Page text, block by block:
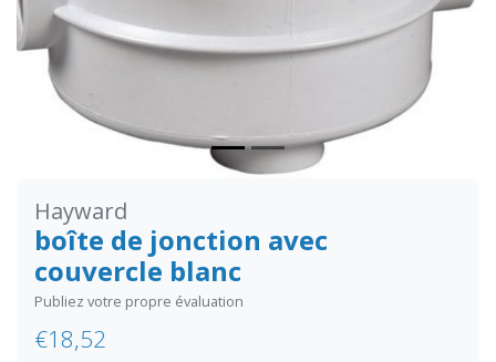
Hayward
boîte de jonction avec
couvercle blanc
Publiez votre propre évaluation
€18,52